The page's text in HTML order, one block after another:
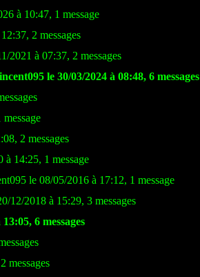
à 10:47, 1 message
2 messages
2021 à 07:37, 2 messages
le 30/03/2024 à 08:48, 6 messages
2 messages
à 14:25, 1 message
le 08/05/2016 à 17:12, 1 message
12/2018 à 15:29, 3 messages
6 messages
messages